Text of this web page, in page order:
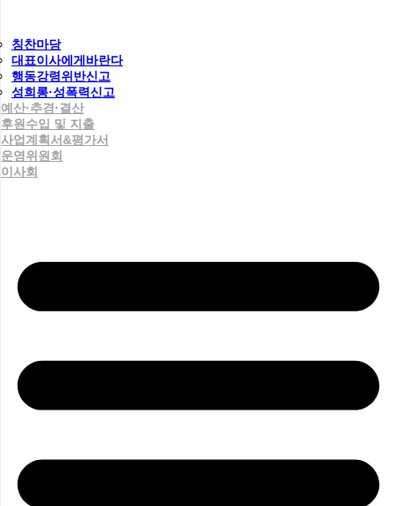
칭찬마당
대표이사에게바란다
행동강령위반신고
성희롱·성폭력신고
예산·추경·결산
후원수입 및 지출
사업계획서&평가서
운영위원회
이사회